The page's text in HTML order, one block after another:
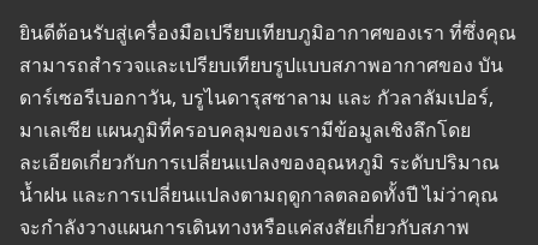
ยินดีต้อนรับสู่เครื่องมือเปรียบเทียบภูมิอากาศของเรา ที่ซึ่งคุณ
สามารถสำรวจและเปรียบเทียบรูปแบบสภาพอากาศของ บัน
ดาร์เซอรีเบอกาวัน, บรูไนดารุสซาลาม และ กัวลาลัมเปอร์,
มาเลเซีย แผนภูมิที่ครอบคลุมของเรามีข้อมูลเชิงลึกโดย
ละเอียดเกี่ยวกับการเปลี่ยนแปลงของอุณหภูมิ ระดับปริมาณ
น้ำฝน และการเปลี่ยนแปลงตามฤดูกาลตลอดทั้งปี ไม่ว่าคุณ
จะกำลังวางแผนการเดินทางหรือแค่สงสัยเกี่ยวกับสภาพ